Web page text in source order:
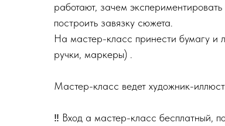
работают, зачем
построить завязку сюжета.
На мастер-класс принести бумагу и
ручки, маркеры) .
Мастер-класс ведет художник-
‼ Вход а мастер-класс бесплатный,